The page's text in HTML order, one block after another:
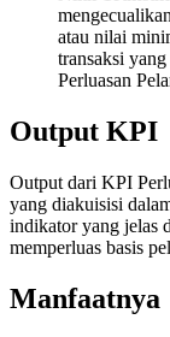
atau nilai
transaksi
Perluasan
Output KPI
Output dari KPI
yang diakuisisi
indikator yang jelas
memperluas basis
Manfaatnya